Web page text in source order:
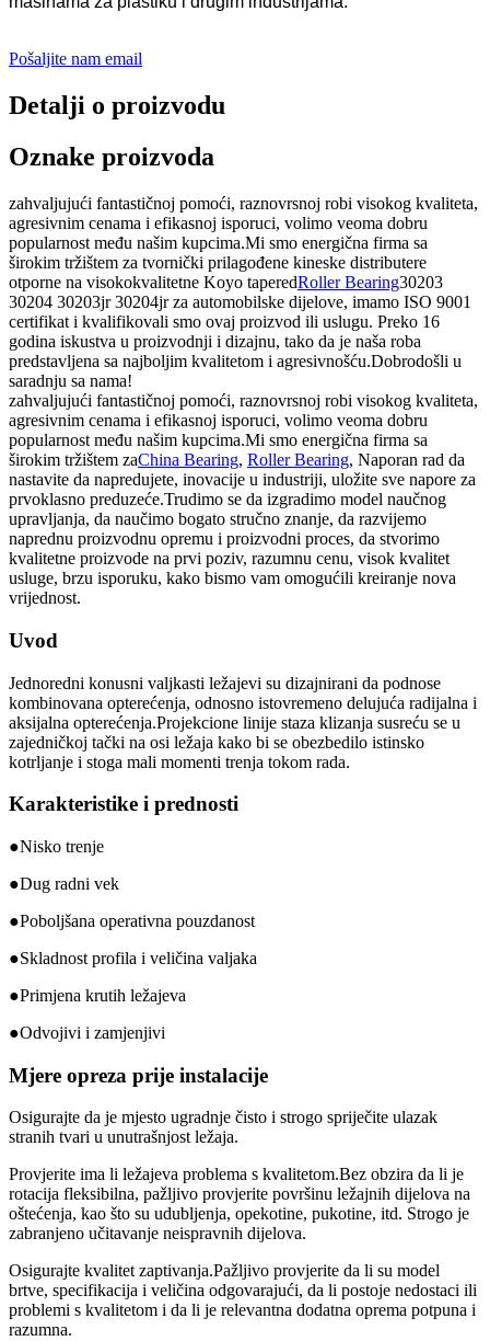
Pošaljite nam email
Detalji o proizvodu
Oznake proizvoda
zahvaljujući fantastičnoj pomoći, raznovrsnoj robi visokog kvaliteta,
agresivnim cenama i efikasnoj isporuci, volimo veoma dobru
popularnost među našim kupcima.Mi smo energična firma sa
širokim tržištem za tvornički prilagođene kineske distributere
otporne na visokokvalitetne Koyo taperedRoller Bearing30203
30204 30203jr 30204jr za automobilske dijelove, imamo ISO 9001
certifikat i kvalifikovali smo ovaj proizvod ili uslugu. Preko 16
godina iskustva u proizvodnji i dizajnu, tako da je naša roba
predstavljena sa najboljim kvalitetom i agresivnošću.Dobrodošli u
saradnju sa nama!
zahvaljujući fantastičnoj pomoći, raznovrsnoj robi visokog kvaliteta,
agresivnim cenama i efikasnoj isporuci, volimo veoma dobru
popularnost među našim kupcima.Mi smo energična firma sa
širokim tržištem zaChina Bearing, Roller Bearing, Naporan rad da
nastavite da napredujete, inovacije u industriji, uložite sve napore za
prvoklasno preduzeće.Trudimo se da izgradimo model naučnog
upravljanja, da naučimo bogato stručno znanje, da razvijemo
naprednu proizvodnu opremu i proizvodni proces, da stvorimo
kvalitetne proizvode na prvi poziv, razumnu cenu, visok kvalitet
usluge, brzu isporuku, kako bismo vam omogućili kreiranje nova
vrijednost.
Uvod
Jednoredni konusni valjkasti ležajevi su dizajnirani da podnose
kombinovana opterećenja, odnosno istovremeno delujuća radijalna i
aksijalna opterećenja.Projekcione linije staza klizanja susreću se u
zajedničkoj tački na osi ležaja kako bi se obezbedilo istinsko
kotrljanje i stoga mali momenti trenja tokom rada.
Karakteristike i prednosti
●Nisko trenje
●Dug radni vek
●Poboljšana operativna pouzdanost
●Skladnost profila i veličina valjaka
●Primjena krutih ležajeva
●Odvojivi i zamjenjivi
Mjere opreza prije instalacije
Osigurajte da je mjesto ugradnje čisto i strogo spriječite ulazak
stranih tvari u unutrašnjost ležaja.
Provjerite ima li ležajeva problema s kvalitetom.Bez obzira da li je
rotacija fleksibilna, pažljivo provjerite površinu ležajnih dijelova na
oštećenja, kao što su udubljenja, opekotine, pukotine, itd. Strogo je
zabranjeno učitavanje neispravnih dijelova.
Osigurajte kvalitet zaptivanja.Pažljivo provjerite da li su model
brtve, specifikacija i veličina odgovarajući, da li postoje nedostaci ili
problemi s kvalitetom i da li je relevantna dodatna oprema potpuna i
razumna.